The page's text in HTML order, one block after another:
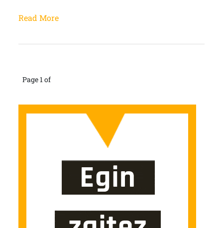
Read More
Page 1 of